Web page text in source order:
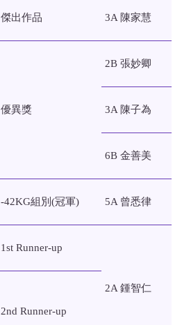
傑出作品 3A 陳家慧
優異獎
2B 張妙卿
3A 陳子為
6B 金善美
-42KG組別(冠軍) 5A 曾悉律
1st Runner-up
2A 鍾智仁
2nd Runner-up